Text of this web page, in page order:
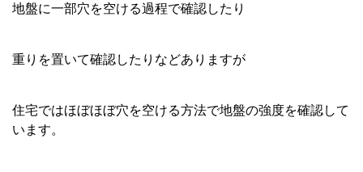
地盤に一部穴を空ける過程で確認したり
重りを置いて確認したりなどありますが
住宅ではほぼほぼ穴を空ける方法で地盤の強度を確認して
います。